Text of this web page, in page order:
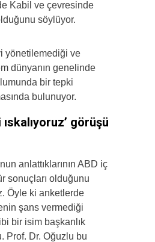
Kabil ve çevresinde
söylüyor.
yönetilemediği ve
dünyanın genelinde
bir tepki
bulunuyor.
görüşü
anlattıklarının ABD iç
sonuçları olduğunu
Öyle ki anketlerde
şans vermediği
bir isim başkanlık
Prof. Dr. Oğuzlu bu